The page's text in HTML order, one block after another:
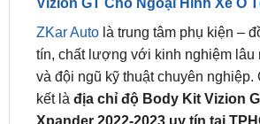
tín, chất lượng với kinh nghiệm lâu
và đội ngũ kỹ thuật chuyên nghiệp.
kết làđịa chỉ độ Body Kit Vizion
Xpander 2022-2023 uy tín tại
đáp ứng mọi nhu cầu của khách